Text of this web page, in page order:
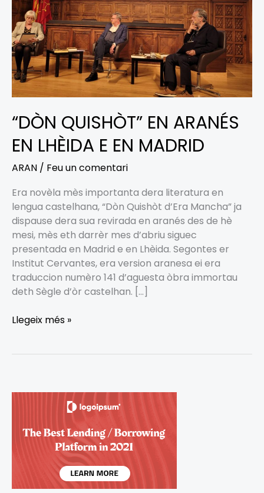
“DÒN QUISHÒT” EN ARANÉS
EN LHÈIDA E EN MADRID
ARAN / Feu un comentari
Era novèla mès importanta dera literatura en
lengua castelhana, “Dòn Quishòt d’Era Mancha” ja
dispause dera sua revirada en aranés des de hè
mesi, mès eth darrèr mes d’abriu siguec
presentada en Madrid e en Lhèida. Segontes er
Institut Cervantes, era version aranesa ei era
traduccion numèro 141 d’aguesta òbra immortau
deth Sègle d’òr castelhan. […]
E
EN
MADRID
Llegeix més »